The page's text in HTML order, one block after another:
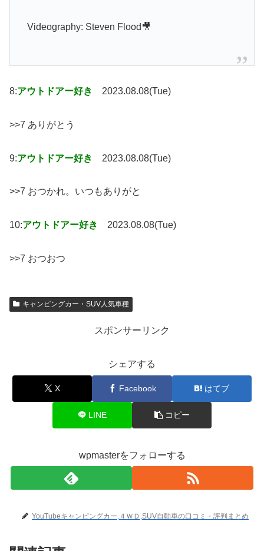
Videography: Steven Flood🎥
8:アウトドアー好き 2023.08.08(Tue)
>>7 ありがとう
9:アウトドアー好き 2023.08.08(Tue)
>>7 おつかれ。いつもありがと
10:アウトドアー好き 2023.08.08(Tue)
>>7 おつおつ
キャンピングカー・SUV人気車種
スポンサーリンク
シェアする
X Facebook はてブ
LINE コピー
wpmasterをフォローする
YouTubeキャンピングカー,４ＷＤ,SUV自動車の口コミ・評判まとめ